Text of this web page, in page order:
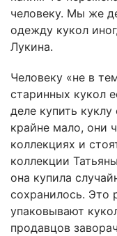
человеку. Мы же
одежду кукол
Лукина.
Человеку «не в
старинных кукол
деле купить
крайне мало, они
коллекциях и
коллекции
она купила
сохранилось. Это
упаковывают
продавцов